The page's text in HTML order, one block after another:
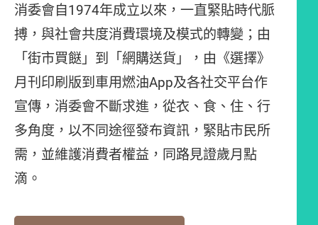
消委會自1974年成立以來，一直緊貼時代脈
搏，與社會共度消費環境及模式的轉變；由
「街市買餸」到「網購送貨」，由《選擇》
月刊印刷版到車用燃油App及各社交平台作
宣傳，消委會不斷求進，從衣、食、住、行
多角度，以不同途徑發布資訊，緊貼市民所
需，並維護消費者權益，同路見證歲月點
滴。